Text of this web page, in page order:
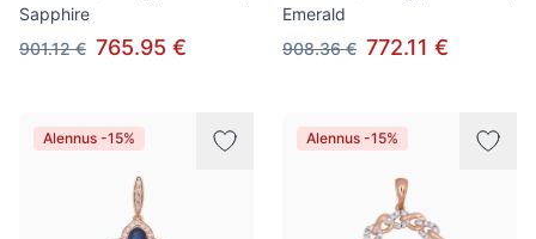
Sapphire
901.12 € 765.95 €
Emerald
908.36 € 772.11 €
Alennus -15% Alennus -15%